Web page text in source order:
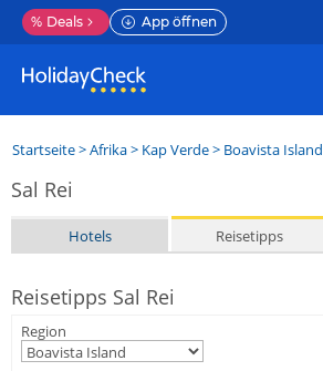
% Deals App öffnen
Startseite>Afrika> Kap Verde> Boavista Island
Sal Rei
Hotels Reisetipps
Reisetipps Sal Rei
Region